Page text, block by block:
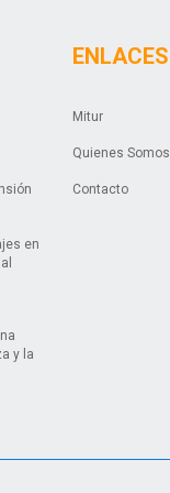
en
y la
ENLACES
Mitur
Quienes Somos
Contacto